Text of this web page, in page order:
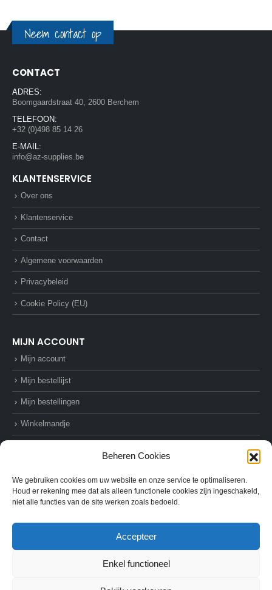
Beheren Cookies
We gebruiken cookies om uw website en onze service te optimaliseren.
Houd er rekening mee dat als alleen functionele cookies zijn ingeschakeld,
niet alle functies van de site werken zoals bedoeld.
Accepteer
Enkel functioneel
Neem contact op
CONTACT
ADRES:
Boomgaardstraat 40, 2600 Berchem
TELEFOON:
+32 (0)498 85 14 26
E-MAIL:
info@az-supplies.be
KLANTENSERVICE
Over ons
Klantenservice
Contact
Algemene voorwaarden
Privacybeleid
Cookie Policy (EU)
MIJN ACCOUNT
Mijn account
Mijn bestellijst
Mijn bestellingen
Winkelmandje
© AZ-Supplies. 2022. All Rights Reserved